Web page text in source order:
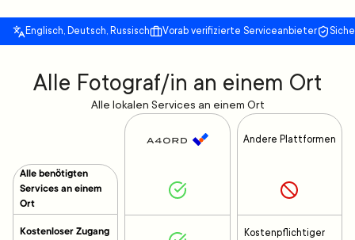
Englisch, Deutsch, Russisch Vorab verifizierte Serviceanbieter
Alle Fotograf/in an einem Ort
Alle lokalen Services an einem Ort
Alle benötigten
Services an einem
Ort
Kostenloser Zugang
Andere Plattformen
Kostenpflichtiger